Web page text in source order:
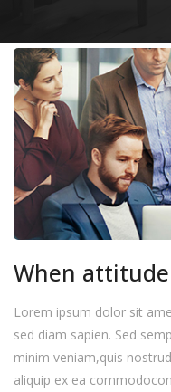
When
Lorem ipsum dolor sit
sed diam sapien. Sed
minim veniam,quis
aliquip ex ea